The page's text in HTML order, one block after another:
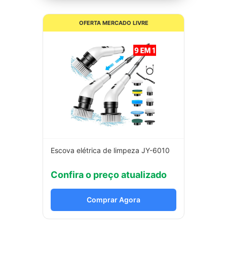
OFERTA MERCADO LIVRE
Escova elétrica de limpeza JY-6010
Confira o preço atualizado
Comprar Agora